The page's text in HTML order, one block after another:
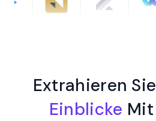
Extrahieren Sie
Einblicke Mit